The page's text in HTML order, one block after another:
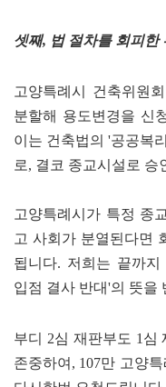
셋째, 법 절차를 회피한
고양특례시 건축위원
분할해 용도변경을 신
이는 건축법의 '공공복
로, 결코 종교시설로 승
고양특례시가 특정 종
고 사회가 분열된다면
됩니다. 저희는 끝까
입점 결사 반대'의 뜻을
부디 2심 재판부도 1심
존중하여, 107만 고양